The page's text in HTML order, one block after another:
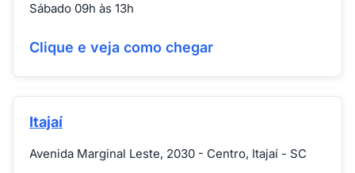
Sábado 09h às 13h
Clique e veja como chegar
Itajaí
Avenida Marginal Leste, 2030 - Centro, Itajaí - SC